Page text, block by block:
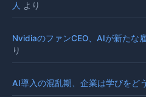
人 より
NvidiaのファンCEO、AIが新たな
り
AI導入の混乱期、企業は学びをど